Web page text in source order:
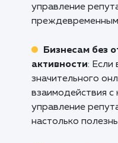
Крупным
публичные
значительную
репутацией
Бизнесам,